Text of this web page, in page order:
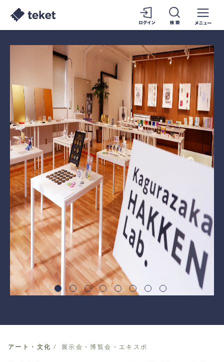
アート・文化 展示会・博覧会・エキスポ